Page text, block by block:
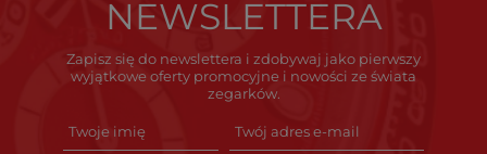
NEWSLETTERA
Zapisz się do newslettera i zdobywaj jako pierwszy
wyjątkowe oferty promocyjne i nowości ze świata
zegarków.